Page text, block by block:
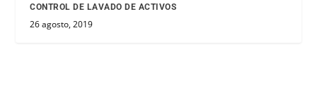
CONTROL DE LAVADO DE ACTIVOS
26 agosto, 2019